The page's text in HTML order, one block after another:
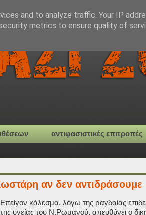
αντιφασιστικές επιτροπές
αν δεν αντιδράσουμε
Επείγον κάλεσμα, λόγω της ραγδαίας
της υγείας του Ν.Ρωμανού, απευθύνει ο
and to analyze traffic. Your IP
metrics to ensure quality of